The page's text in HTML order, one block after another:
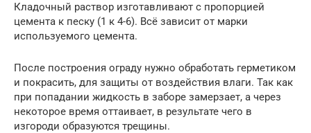
Кладочный раствор изготавливают с пропорцией
цемента к песку (1 к 4-6). Всё зависит от марки
используемого цемента.
После построения ограду нужно обработать герметиком
и покрасить, для защиты от воздействия влаги. Так как
при попадании жидкость в заборе замерзает, а через
некоторое время оттаивает, в результате чего в
изгороди образуются трещины.